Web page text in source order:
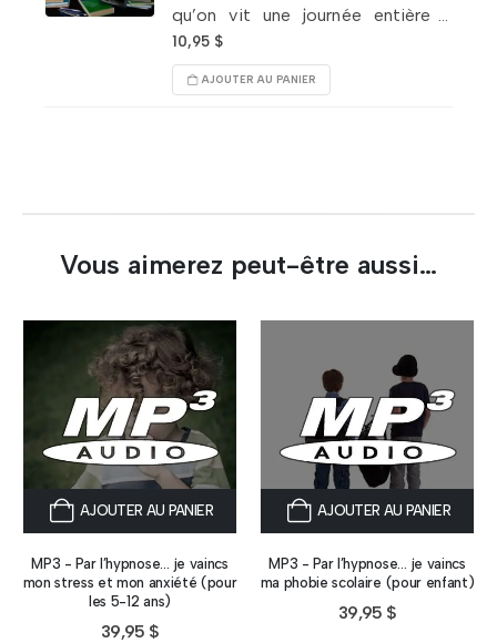
qu’on vit une journée entière à
l’école dans le confort. S’orienter à
filtrer ses pensées pour conserver
uniquementle meilleur
10,95 $
AJOUTER AU PANIER
Vous aimerez peut-être aussi…
AJOUTER AU PANIER
MP3 - Par l’hypnose… je vaincs
mon stress et mon anxiété (pour
les 5-12 ans)
39,95 $
AJOUTER AU PANIER
MP3 - Par l’hypnose… je vaincs
ma phobie scolaire (pour enfant)
39,95 $